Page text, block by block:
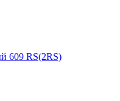
609 RS(2RS)